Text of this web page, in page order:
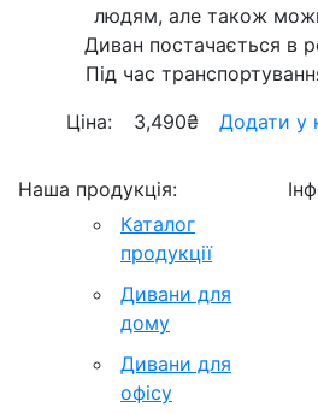
людям, але також
Диван постачається в
Під час
Ціна:
3,490₴ Додати у
Наша продукція:
Каталог
продукції
Дивани для
дому
Дивани для
офісу